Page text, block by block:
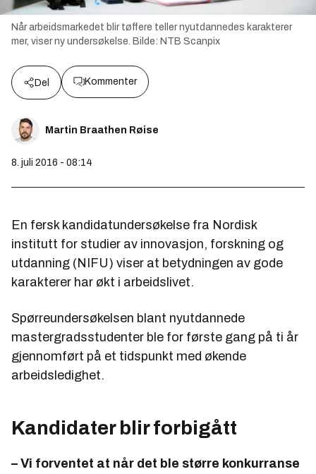
Når arbeidsmarkedet blir tøffere teller nyutdannedes karakterer
mer, viser ny undersøkelse. Bilde: NTB Scanpix
Del Kommenter
Martin Braathen Røise
8. juli 2016 - 08:14
En fersk kandidatundersøkelse fra Nordisk
institutt for studier av innovasjon, forskning og
utdanning (NIFU) viser at betydningen av gode
karakterer har økt i arbeidslivet.
Spørreundersøkelsen blant nyutdannede
mastergradsstudenter ble for første gang på ti år
gjennomført på et tidspunkt med økende
arbeidsledighet.
Kandidater blir forbigått
– Vi forventet at når det ble større konkurranse